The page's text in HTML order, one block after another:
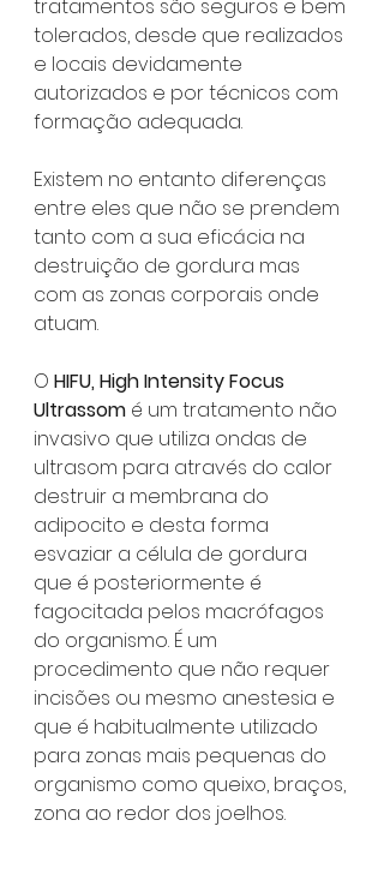
tratamentos são seguros e bem
tolerados, desde que realizados
e locais devidamente
autorizados e por técnicos com
formação adequada.
Existem no entanto diferenças
entre eles que não se prendem
tanto com a sua eficácia na
destruição de gordura mas
com as zonas corporais onde
atuam.
O HIFU, High Intensity Focus
Ultrassom é um tratamento não
invasivo que utiliza ondas de
ultrasom para através do calor
destruir a membrana do
adipocito e desta forma
esvaziar a célula de gordura
que é posteriormente é
fagocitada pelos macrófagos
do organismo. É um
procedimento que não requer
incisões ou mesmo anestesia e
que é habitualmente utilizado
para zonas mais pequenas do
organismo como queixo, braços,
zona ao redor dos joelhos.